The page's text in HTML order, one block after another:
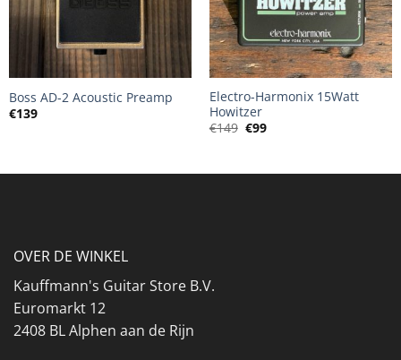
Boss AD-2 Acoustic Preamp
€139
Electro-Harmonix 15Watt
Howitzer
€149 Oorspronkelijke
€99Huidige
OVER DE WINKEL
Kauffmann's Guitar Store B.V.
Euromarkt 12
2408 BL Alphen aan de Rijn